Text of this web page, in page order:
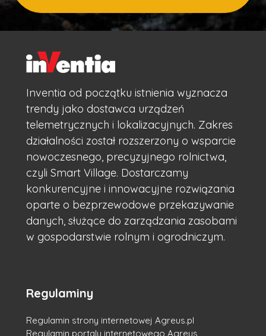
Inventia od początku istnienia wyznacza
trendy jako dostawca urządzeń
telemetrycznych i lokalizacyjnych. Zakres
działalności został rozszerzony o wsparcie
nowoczesnego, precyzyjnego rolnictwa,
czyli Smart Village. Dostarczamy
konkurencyjne i innowacyjne rozwiązania
oparte o bezprzewodowe przekazywanie
danych, służące do zarządzania zasobami
w gospodarstwie rolnym i ogrodniczym.
Regulaminy
Regulamin strony internetowej Agreus.pl
Regulamin portalu internetowego Agreus